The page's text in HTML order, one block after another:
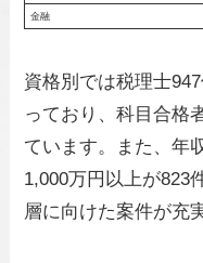
金融
資格別では税理士
っており、科目合格
ています。また、年
1,000万円以上が823
層に向けた案件が充